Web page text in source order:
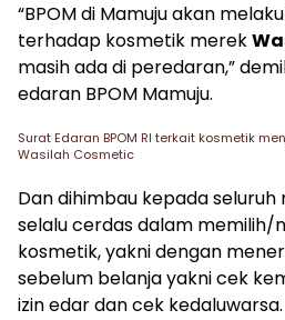
“BPOM di Mamuju akan
terhadap kosmetik merek
masih ada di peredaran,”
edaran BPOM Mamuju.
Surat Edaran BPOM RI terkait kosmetik
Wasilah Cosmetic
Dan dihimbau kepada
selalu cerdas dalam memilih/
kosmetik, yakni dengan
sebelum belanja yakni cek
izin edar dan cek kedaluwarsa.